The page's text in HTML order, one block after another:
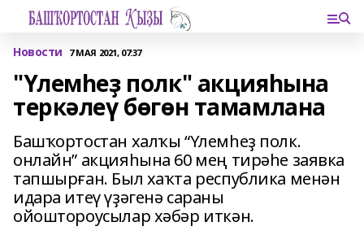
Новости 7 МАЯ 2021, 07:37
"Үлемһеҙ полк" акцияһына
теркәлеү бөгөн тамамлана
Башҡортостан халҡы “Үлемһеҙ полк.
онлайн” акцияһына 60 мең тирәһе заявка
тапшырған. Был хаҡта республика менән
идара итеү үҙәгенә сараны
ойоштороусылар хәбәр иткән.